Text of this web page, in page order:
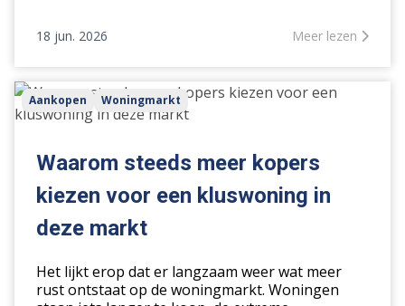
18 jun. 2026 Meer lezen
Waarom
steeds
kopers
voor
een
deze
Aankopen Woningmarkt
Waarom steeds meer kopers
kiezen voor een kluswoning in
deze markt
Het lijkt erop dat er langzaam weer wat meer
rust ontstaat op de woningmarkt. Woningen